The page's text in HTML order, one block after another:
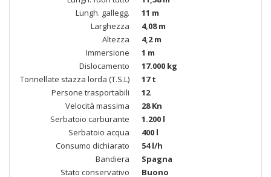
Lungh. gallegg.
11 m
Larghezza
4,08 m
Altezza
4,2 m
Immersione
1 m
Dislocamento
17.000 kg
Tonnellate stazza lorda (T.S.L)
17 t
Persone trasportabili
12
Velocità massima
28 Kn
Serbatoio carburante
1.200 l
Serbatoio acqua
400 l
Consumo dichiarato
54 l/h
Bandiera
Spagna
Stato conservativo
Buono